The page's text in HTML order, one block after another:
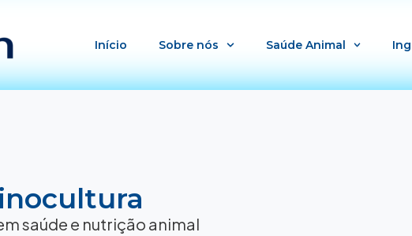
Início Sobre nós Saúde Animal
saúde e nutrição animal